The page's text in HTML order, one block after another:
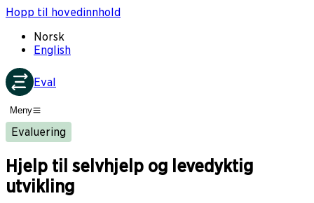
Hopp til hovedinnhold
Norsk
English
Eval
Meny
Evaluering
Hjelp til selvhjelp og levedyktig
utvikling